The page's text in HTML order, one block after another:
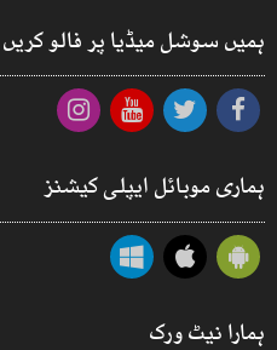
ہمیں سوشل میڈیا پر فالو کریں
ہماری موبائل ایپلی کیشنز
ہمارا نیٹ ورک